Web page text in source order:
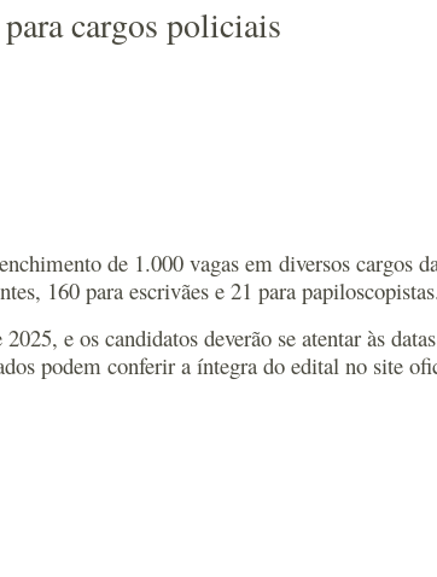
cargos policiais
de 1.000 vagas em diversos cargos
160 para escrivães e 21 para
e os candidatos deverão se atentar às
podem conferir a íntegra do edital no site